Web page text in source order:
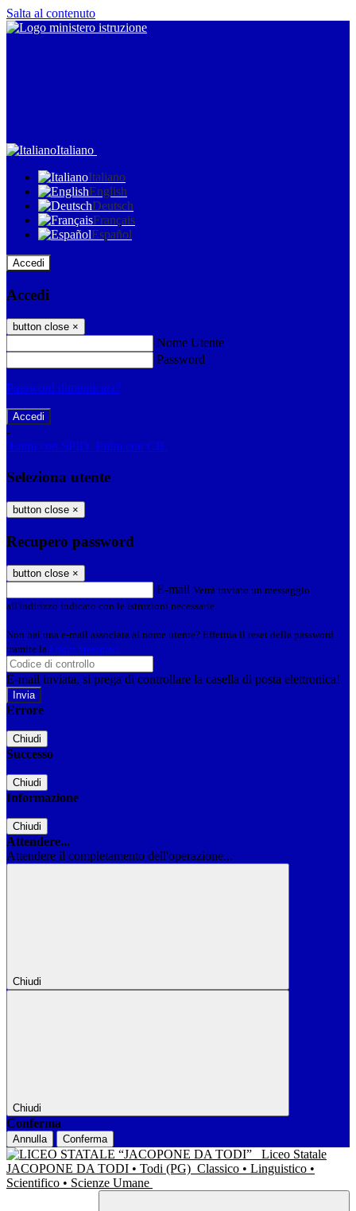
Salta al contenuto
Italiano
Italiano
English
Deutsch
Français
Español
Accedi
Accedi
button close ×
Nome Utente
Password
Password dimenticata?
-
Entra con SPID Entra con CIE
Seleziona utente
button close ×
Recupero password
button close ×
E-mail Verrà inviato un messaggio
all'indirizzo indicato con le istruzioni necessarie.
Non hai una e-mail associata al nome utente? Effettua il reset della password
tramite la Login Spaggiari
E-mail inviata, si prega di controllare la casella di posta elettronica!
Errore
Chiudi
Successo
Chiudi
Informazione
Chiudi
Attendere...
Attendere il completamento dell'operazione...
Chiudi
Chiudi
Conferma
Annulla Conferma
Liceo Statale
JACOPONE DA TODI • Todi (PG) Classico • Linguistico •
Scientifico • Scienze Umane